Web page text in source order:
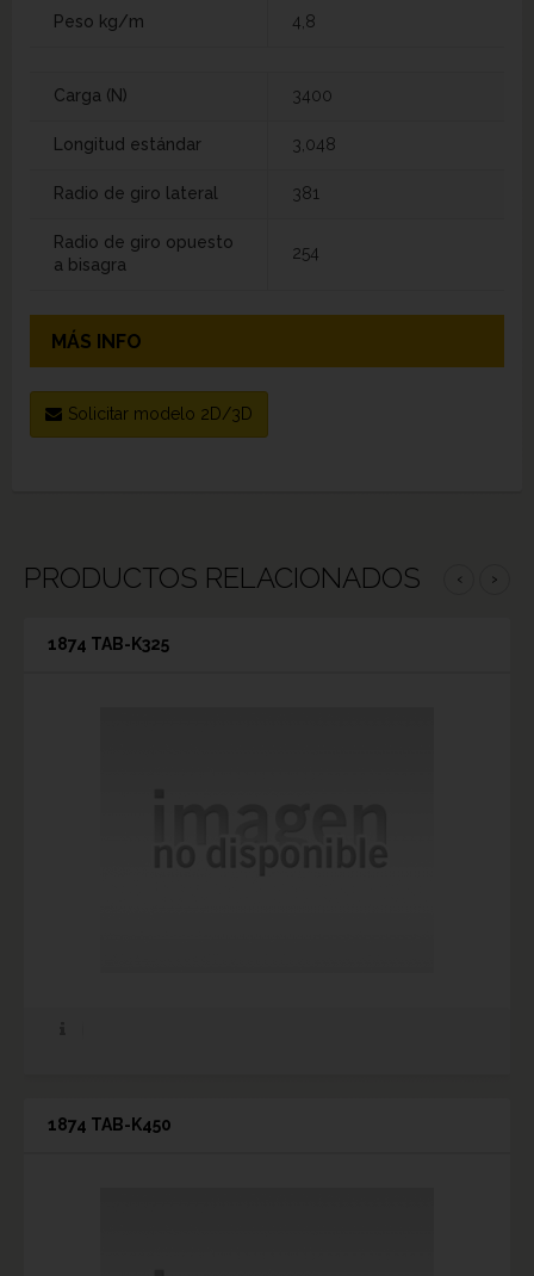
Peso kg/m 4,8
Carga (N) 3400
Longitud estándar 3,048
Radio de giro lateral 381
Radio de giro opuesto
a bisagra
254
MÁS INFO
Solicitar modelo 2D/3D
PRODUCTOS RELACIONADOS ‹ ›
1874 TAB-K325
1874 TAB-K450